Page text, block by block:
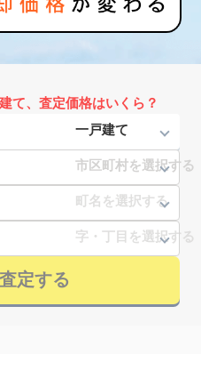
て、査定価格はいくら？
査定する